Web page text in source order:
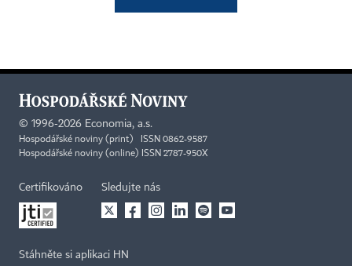
© 1996-2026 Economia, a.s.
Hospodářské noviny (print) ISSN 0862-9587
Hospodářské noviny (online) ISSN 2787-950X
Certifikováno Sledujte nás
Stáhněte si aplikaci HN